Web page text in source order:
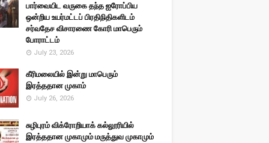
பார்வையிட வருகை தந்த ஐரோப்பிய
ஒன்றிய உயர்மட்டப் பிரதிநிதிகளிடம்
சர்வதேச விசாரணை கோரி மாபெரும்
போராட்டம்
July 23, 2026
கீரிமலையில் இன்று மாபெரும்
இரத்ததான முகாம்
July 26, 2026
சுழிபுரம் விக்ரோறியாக் கல்லூரியில்
இரத்ததான முகாமும் மருத்துவ முகாமும்